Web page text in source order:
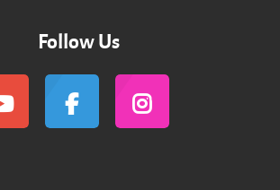
Follow Us